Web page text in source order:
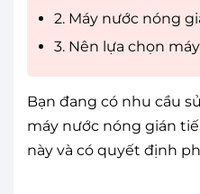
2. Máy nước nóng
3. Nên lựa chọn
Bạn đang có nhu cầu
máy nước nóng gián
này và có quyết định